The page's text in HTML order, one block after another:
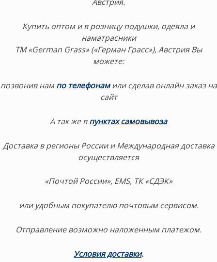
Купить оптом и в розницу подушки, одеяла и
наматрасники
ТМ «German Grass» («Герман Грасс»), Австрия Вы
можете:
позвонив нампо телефонам или сделав онлайн заказ на
сайт
А так же в пунктах самовывоза
Доставка в регионы России и Международная доставка
осуществляется
«Почтой России», EMS, ТК «СДЭК»
или удобным покупателю почтовым сервисом.
Отправление возможно наложенным платежом.
Условия доставки.